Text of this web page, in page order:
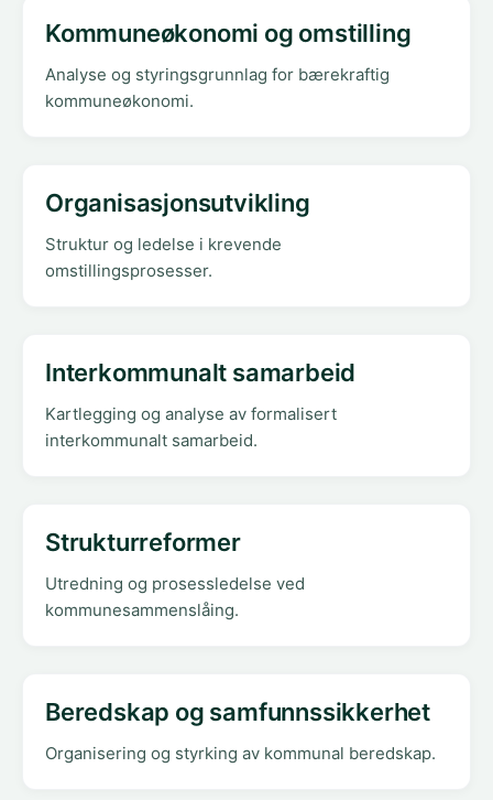
Kommuneøkonomi og omstilling
Analyse og styringsgrunnlag for bærekraftig
kommuneøkonomi.
Organisasjonsutvikling
Struktur og ledelse i krevende
omstillingsprosesser.
Interkommunalt samarbeid
Kartlegging og analyse av formalisert
interkommunalt samarbeid.
Strukturreformer
Utredning og prosessledelse ved
kommunesammenslåing.
Beredskap og samfunnssikkerhet
Organisering og styrking av kommunal beredskap.